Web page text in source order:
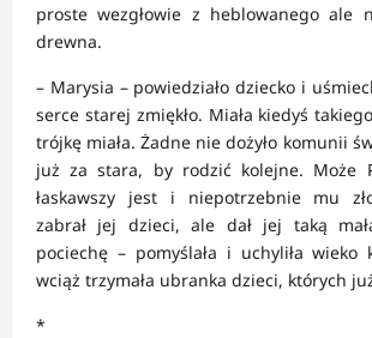
proste wezgłowie z heblowanego ale
drewna.
– Marysia – powiedziało dziecko i
serce starej zmiękło. Miała kiedyś
trójkę miała. Żadne nie dożyło komunii
już za stara, by rodzić kolejne. Może
łaskawszy jest i niepotrzebnie mu
zabrał jej dzieci, ale dał jej taką
pociechę – pomyślała i uchyliła
wciąż trzymała ubranka dzieci, których
*